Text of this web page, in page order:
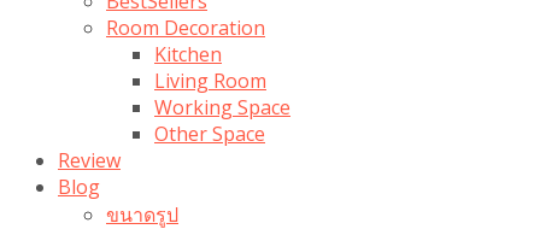
Room Decoration
Kitchen
Living Room
Working Space
Other Space
Review
Blog
ขนาดรูป